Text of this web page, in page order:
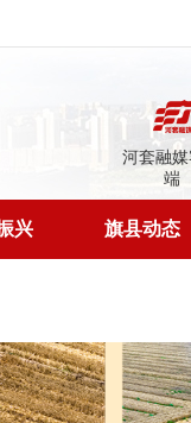
河套融
端
兴 旗县动态